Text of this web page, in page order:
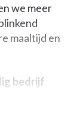
we meer
maaltijd en
bedrijf